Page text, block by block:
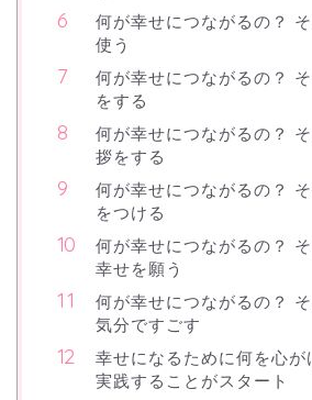
何が幸せにつながるの？
使う
何が幸せにつながるの？
をする
何が幸せにつながるの？
拶をする
何が幸せにつながるの？
をつける
何が幸せにつながるの？
幸せを願う
何が幸せにつながるの？
気分ですごす
幸せになるために何を心が
実践することがスタート